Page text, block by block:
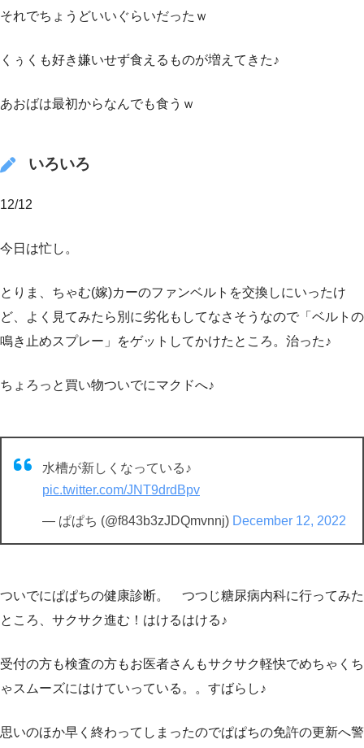
それでちょうどいいぐらいだったｗ
くぅくも好き嫌いせず食えるものが増えてきた♪
あおばは最初からなんでも食うｗ
いろいろ
12/12
今日は忙し。
とりま、ちゃむ(嫁)カーのファンベルトを交換しにいったけ
ど、よく見てみたら別に劣化もしてなさそうなので「ベルトの
鳴き止めスプレー」をゲットしてかけたところ。治った♪
ちょろっと買い物ついでにマクドへ♪
水槽が新しくなっている♪
pic.twitter.com/JNT9drdBpv
— ぱぱち (@f843b3zJDQmvnnj) December 12, 2022
ついでにぱぱちの健康診断。 つつじ糖尿病内科に行ってみた
ところ、サクサク進む！はけるはける♪
受付の方も検査の方もお医者さんもサクサク軽快でめちゃくち
ゃスムーズにはけていっている。。すばらし♪
思いのほか早く終わってしまったのでぱぱちの免許の更新へ警